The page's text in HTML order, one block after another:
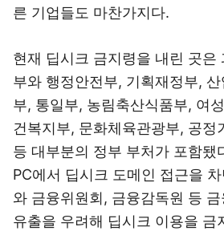
른 기업들도 마찬가지다.
현재 딥시크 금지령을 내린 곳은
부와 행정안전부, 기획재정부,
부, 통일부, 농림축산식품부, 여
건복지부, 문화체육관광부, 공정
등 대부분의 정부 부처가 포함됐
PC에서 딥시크 도메인 접근을
와 금융위원회, 금융감독원 등
유출을 우려해 딥시크 이용을 금